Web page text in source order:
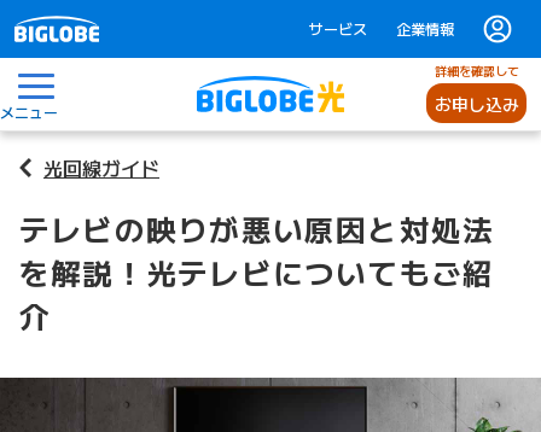
サービス 企業情報
メニュー
詳細を確認して
お申し込み
光回線ガイド
テレビの映りが悪い原因と対処法
を解説！光テレビについてもご紹
介